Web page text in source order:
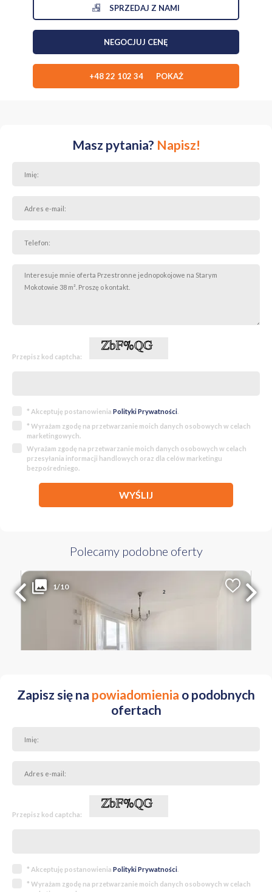
SPRZEDAJ Z NAMI
NEGOCJUJ CENĘ
+48 22 102 34 POKAŻ
Masz pytania? Napisz!
Przepisz kod captcha:
* Akceptuję postanowienia Polityki Prywatności.
* Wyrażam zgodę na przetwarzanie moich danych osobowych w celach
marketingowych.
Wyrażam zgodę na przetwarzanie moich danych osobowych w celach
przesyłania informacji handlowych oraz dla celów marketingu
bezpośredniego.
WYŚLIJ
Polecamy podobne oferty
1/10Liczba pokoi
34.28 m2
Cena za m2
82 PLN
MAZOWIECKIE Warszawa Włochy ul. Równoległa
Zapisz się na powiadomienia o podobnych
ofertach
Przepisz kod captcha:
* Akceptuję postanowienia Polityki Prywatności.
* Wyrażam zgodę na przetwarzanie moich danych osobowych w celach